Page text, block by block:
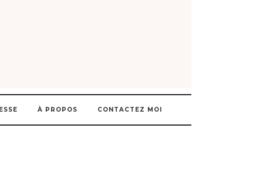
À PROPOS CONTACTEZ MOI